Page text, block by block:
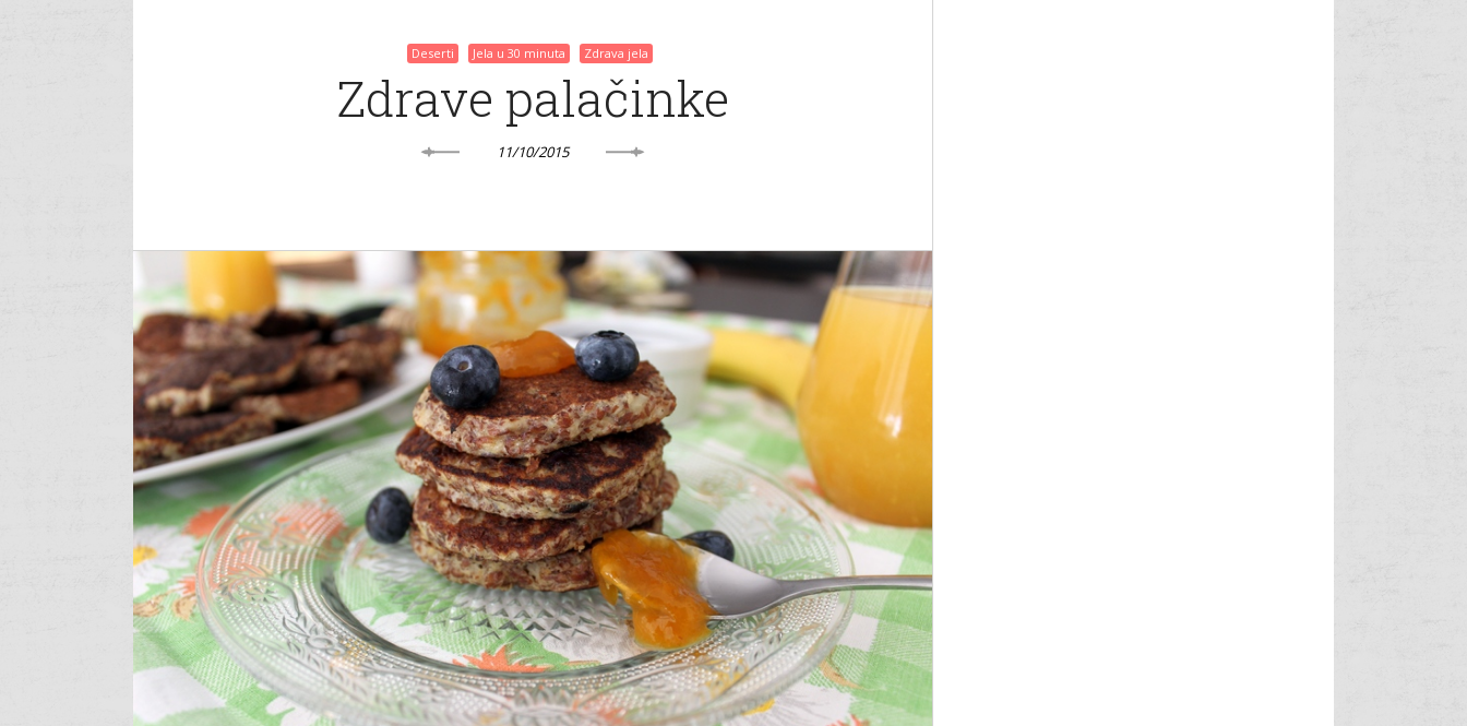
Deserti Jela u 30 minuta Zdrava jela
Zdrave palačinke
11/10/2015